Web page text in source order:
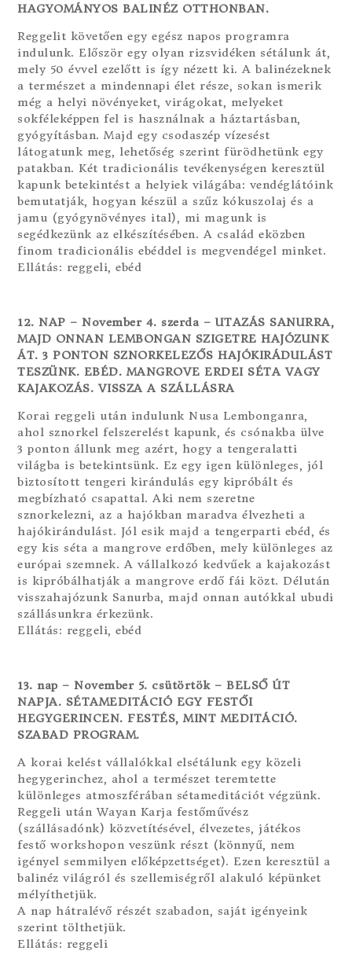
HAGYOMÁNYOS BALINÉZ OTTHONBAN.
Reggelit követően egy egész napos programra
indulunk. Először egy olyan rizsvidéken sétálunk át,
mely 50 évvel ezelőtt is így nézett ki. A balinézeknek
a természet a mindennapi élet része, sokan ismerik
még a helyi növényeket, virágokat, melyeket
sokféleképpen fel is használnak a háztartásban,
gyógyításban. Majd egy csodaszép vízesést
látogatunk meg, lehetőség szerint fürödhetünk egy
patakban. Két tradicionális tevékenységen keresztül
kapunk betekintést a helyiek világába: vendéglátóink
bemutatják, hogyan készül a szűz kókuszolaj és a
jamu (gyógynövényes ital), mi magunk is
segédkezünk az elkészítésében. A család eközben
finom tradicionális ebéddel is megvendégel minket.
Ellátás: reggeli, ebéd
12. NAP – November 4. szerda – UTAZÁS SANURRA,
MAJD ONNAN LEMBONGAN SZIGETRE HAJÓZUNK
ÁT. 3 PONTON SZNORKELEZŐS HAJÓKIRÁDULÁST
TESZÜNK. EBÉD. MANGROVE ERDEI SÉTA VAGY
KAJAKOZÁS. VISSZA A SZÁLLÁSRA
Korai reggeli után indulunk Nusa Lembonganra,
ahol sznorkel felszerelést kapunk, és csónakba ülve
3 ponton állunk meg azért, hogy a tengeralatti
világba is betekintsünk. Ez egy igen különleges, jól
biztosított tengeri kirándulás egy kipróbált és
megbízható csapattal. Aki nem szeretne
sznorkelezni, az a hajókban maradva élvezheti a
hajókirándulást. Jól esik majd a tengerparti ebéd, és
egy kis séta a mangrove erdőben, mely különleges az
európai szemnek. A vállalkozó kedvűek a kajakozást
is kipróbálhatják a mangrove erdő fái közt. Délután
visszahajózunk Sanurba, majd onnan autókkal ubudi
szállásunkra érkezünk.
Ellátás: reggeli, ebéd
13. nap – November 5. csütörtök – BELSŐ ÚT
NAPJA. SÉTAMEDITÁCIÓ EGY FESTŐI
HEGYGERINCEN. FESTÉS, MINT MEDITÁCIÓ.
SZABAD PROGRAM.
A korai kelést vállalókkal elsétálunk egy közeli
hegygerinchez, ahol a természet teremtette
különleges atmoszférában sétameditációt végzünk.
Reggeli után Wayan Karja festőművész
(szállásadónk) közvetítésével, élvezetes, játékos
festő workshopon veszünk részt (könnyű, nem
igényel semmilyen előképzettséget). Ezen keresztül a
balinéz világról és szellemiségről alakuló képünket
mélyíthetjük.
A nap hátralévő részét szabadon, saját igényeink
szerint tölthetjük.
Ellátás: reggeli